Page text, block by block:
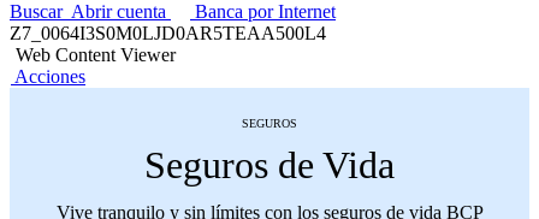
Buscar Abrir cuenta
Banca por Internet
Z7_0064I3S0M0LJD0AR5TEAA500L4
Web Content Viewer
Acciones
SEGUROS
Seguros de Vida
Vive tranquilo y sin límites con los seguros de vida BCP